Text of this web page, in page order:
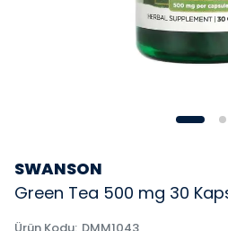
SWANSON
Green Tea 500 mg 30